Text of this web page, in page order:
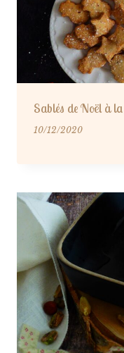
Sablés de Noël à
10/12/2020